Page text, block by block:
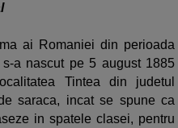
ai Romaniei din perioada
a nascut pe 5 august 1885
Tintea din judetul
saraca, incat se spune ca
in spatele clasei, pentru